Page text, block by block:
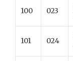
100 023
101 024